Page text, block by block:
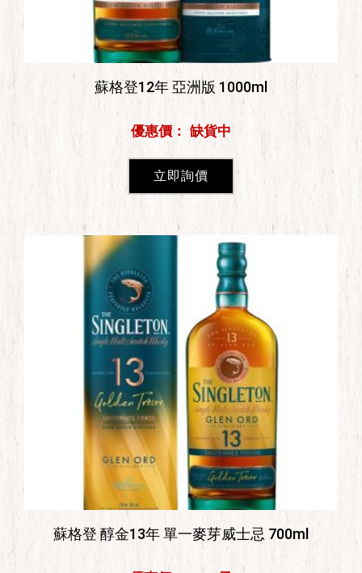
蘇格登12年 亞洲版 1000ml
優惠價： 缺貨中
立即詢價
蘇格登 醇金13年 單一麥芽威士忌 700ml